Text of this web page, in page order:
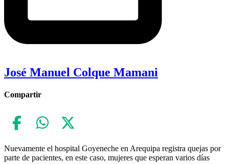
José Manuel Colque Mamani
Compartir
Nuevamente el hospital Goyeneche en Arequipa registra quejas por
parte de pacientes, en este caso, mujeres que esperan varios días